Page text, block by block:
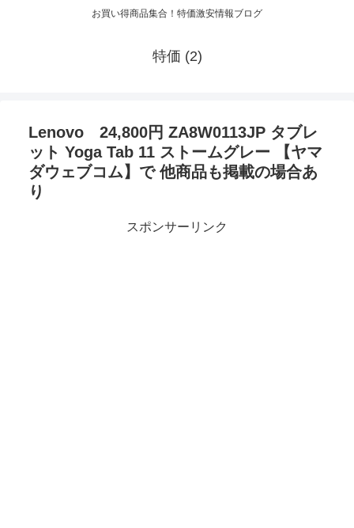
お買い得商品集合！特価激安情報ブログ
特価 (2)
Lenovo 24,800円 ZA8W0113JP タブレ
ット Yoga Tab 11 ストームグレー 【ヤマ
ダウェブコム】で 他商品も掲載の場合あ
り
スポンサーリンク